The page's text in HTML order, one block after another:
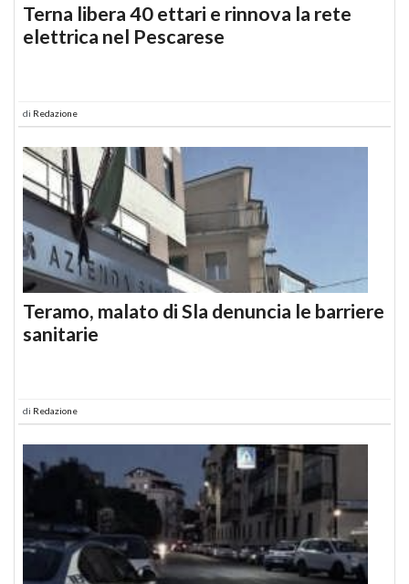
Terna libera 40 ettari e rinnova la rete
elettrica nel Pescarese
di Redazione
Teramo, malato di Sla denuncia le barriere
sanitarie
di Redazione